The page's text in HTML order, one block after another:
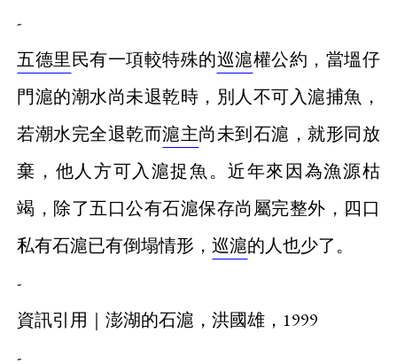
-
五德里民有一項較特殊的巡滬權公約，當塭仔
門滬的潮水尚未退乾時，別人不可入滬捕魚，
若潮水完全退乾而滬主尚未到石滬，就形同放
棄，他人方可入滬捉魚。近年來因為漁源枯
竭，除了五口公有石滬保存尚屬完整外，四口
私有石滬已有倒塌情形，巡滬的人也少了。
-
資訊引用｜澎湖的石滬，洪國雄，1999
-